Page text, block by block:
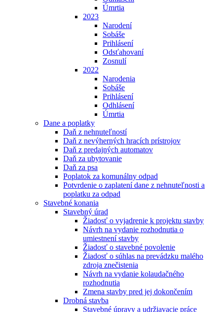
Úmrtia
2023
Narodení
Sobáše
Prihlásení
Odsťahovaní
Zosnulí
2022
Narodenia
Sobáše
Prihlásení
Odhlásení
Úmrtia
Dane a poplatky
Daň z nehnuteľností
Daň z nevýherných hracích prístrojov
Daň z predajných automatov
Daň za ubytovanie
Daň za psa
Poplatok za komunálny odpad
Potvrdenie o zaplatení dane z nehnuteľnosti a
poplatku za odpad
Stavebné konania
Stavebný úrad
Žiadosť o vyjadrenie k projektu stavby
Návrh na vydanie rozhodnutia o
umiestnení stavby
Žiadosť o stavebné povolenie
Žiadosť o súhlas na prevádzku malého
zdroja znečistenia
Návrh na vydanie kolaudačného
rozhodnutia
Zmena stavby pred jej dokončením
Drobná stavba
Stavebné úpravy a udržiavacie práce